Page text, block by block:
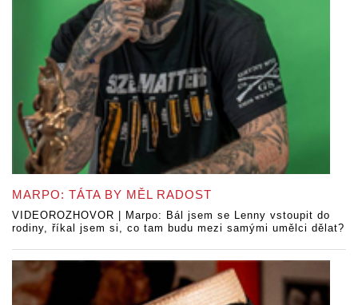
MARPO: TÁTA BY MĚL RADOST
VIDEOROZHOVOR | Marpo: Bál jsem se Lenny vstoupit do
rodiny, říkal jsem si, co tam budu mezi samými umělci dělat?